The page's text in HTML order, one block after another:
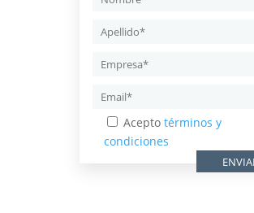
Acepto términos y
condiciones